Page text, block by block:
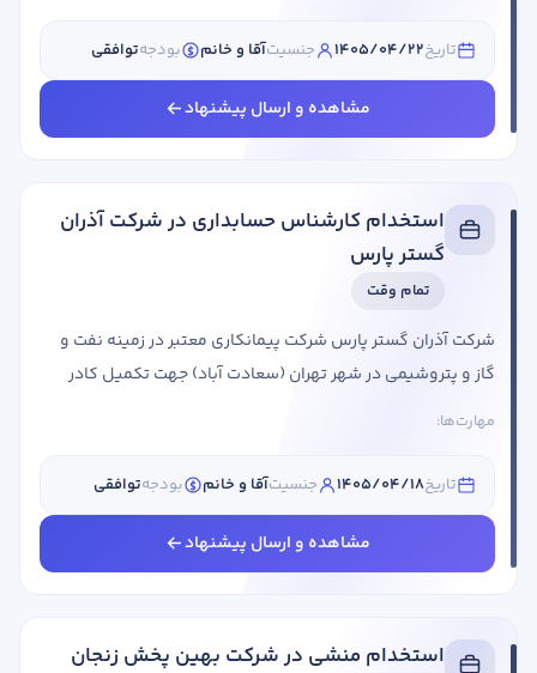
تحصیلی: کاردانی سابقه کاری: 1 سال ما در شرکت نرم افزاری معین
به دنبال جذب نیروهای با انگیزه، دقیق، با تجربه وعلاقه ...
تاریخ1405/04/22 جنسیتآقا و خانم بودجهتوافقی
مشاهده و ارسال پیشنهاد
استخدام کارشناس حسابداری در شرکت آذران
گستر پارس
تمام وقت
شرکت آذران گستر پارس شرکت پیمانکاری معتبر در زمینه نفت و
گاز و پتروشیمی در شهر تهران (سعادت آباد) جهت تکمیل کادر
نفرنوع همکاری: حضوریساعت کاری: تمام وقت (ساعت کاری شنبه
تا چهارشنبه پنج شنبه ها نیمه وقت)مقطع تحصیلی: مهم
نیستحداقل یک سال ...
مهارت‌ها:
تاریخ1405/04/18 جنسیتآقا و خانم بودجهتوافقی
مشاهده و ارسال پیشنهاد
استخدام منشی در شرکت بهین پخش زنجان